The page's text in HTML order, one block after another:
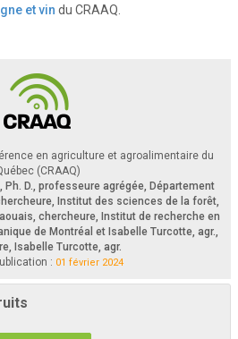
et vin du CRAAQ.
en agriculture et agroalimentaire du
(CRAAQ)
Ph. D., professeure agrégée, Département
Institut des sciences de la forêt,
chercheure, Institut de recherche en
de Montréal et Isabelle Turcotte, agr.,
Isabelle Turcotte, agr.
: 01 février 2024